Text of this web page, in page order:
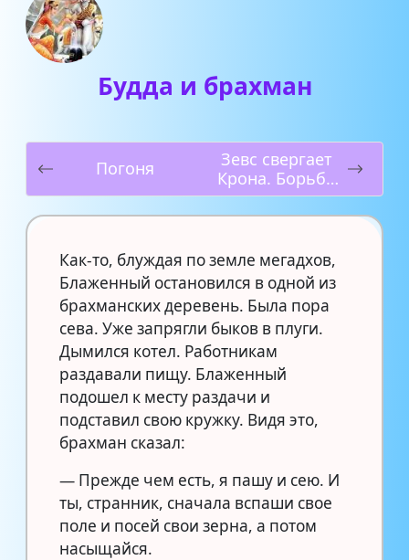
Будда и брахман
Погоня
Зевс свергает
Крона. Борьба
олимпийцев с
титанами
Как-то, блуждая по земле мегадхов,
Блаженный остановился в одной из
брахманских деревень. Была пора
сева. Уже запрягли быков в плуги.
Дымился котел. Работникам
раздавали пищу. Блаженный
подошел к месту раздачи и
подставил свою кружку. Видя это,
брахман сказал:
— Прежде чем есть, я пашу и сею. И
ты, странник, сначала вспаши свое
поле и посей свои зерна, а потом
насыщайся.